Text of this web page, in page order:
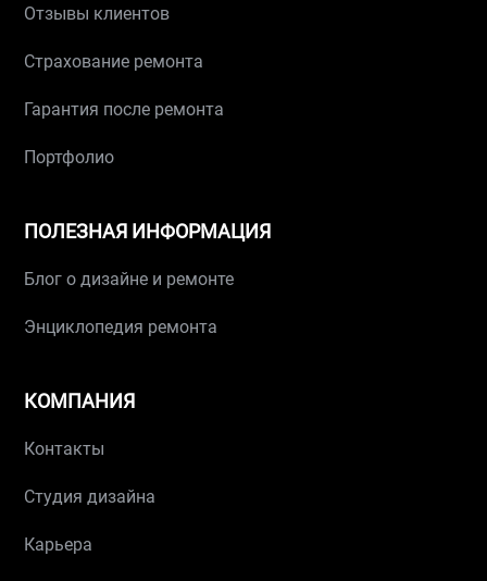
Отзывы клиентов
Страхование ремонта
Гарантия после ремонта
Портфолио
ПОЛЕЗНАЯ ИНФОРМАЦИЯ
Блог о дизайне и ремонте
Энциклопедия ремонта
КОМПАНИЯ
Контакты
Студия дизайна
Карьера